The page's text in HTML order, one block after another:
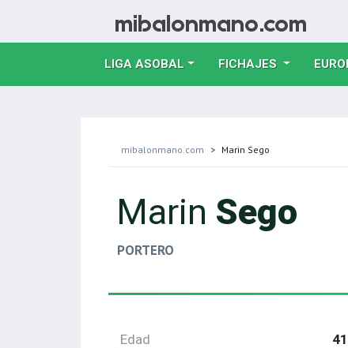
LIGA ASOBAL FICHAJES
mibalonmano.com Marin Sego
Marin Sego
PORTERO
Edad